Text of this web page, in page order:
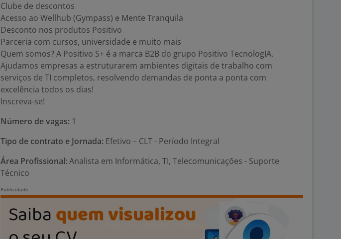
Clube de descontos
Acesso ao Wellhub (Gympass) e Mente Tranquila
Desconto nos produtos Positivo
Parceria com cursos, universidade e muito mais
Quem somos? A Positivo S+ é a marca B2B do grupo Positivo TecnologIA.
Ajudamos empresas a estruturarem ambientes digitais de trabalho com
serviços de TI completos, resolvendo demandas de ponta a ponta com
excelência todos os dias!
Inscreva-se!
Número de vagas: 1
Tipo de contrato e Jornada: Efetivo – CLT - Período Integral
Área Profissional: Analista em Informática, TI, Telecomunicações - Suporte
Técnico